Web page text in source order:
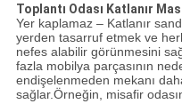
Toplantı Odası Katlanır
Yer kaplamaz – Katlanır
yerden tasarruf etmek ve
nefes alabilir görünmesini
fazla mobilya parçasının
endişelenmeden mekanı
sağlar.Örneğin, misafir